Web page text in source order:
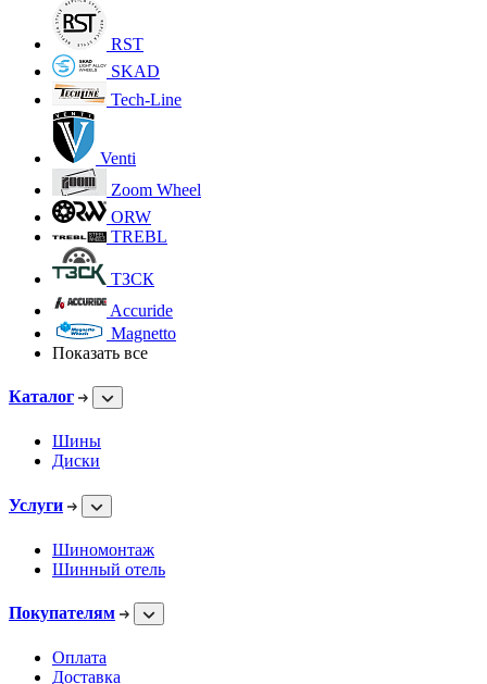
RST
SKAD
Tech-Line
Venti
Zoom Wheel
ORW
TREBL
ТЗСК
Accuride
Magnetto
Показать все
Каталог
Шины
Диски
Услуги
Шиномонтаж
Шинный отель
Покупателям
Оплата
Доставка